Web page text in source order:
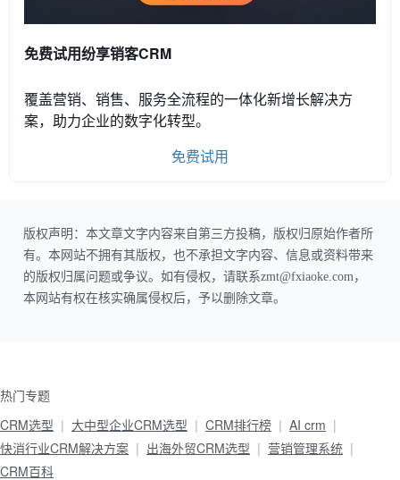
免费试用纷享销客CRM
覆盖营销、销售、服务全流程的一体化新增长解决方
案，助力企业的数字化转型。
免费试用
版权声明：本文章文字内容来自第三方投稿，版权归原始作者所
有。本网站不拥有其版权，也不承担文字内容、信息或资料带来
的版权归属问题或争议。如有侵权，请联系zmt@fxiaoke.com，
本网站有权在核实确属侵权后，予以删除文章。
热门专题
CRM选型
大中型企业CRM选型 CRM排行榜
AI crm
快消行业CRM解决方案
出海外贸CRM选型
营销管理系统
CRM百科